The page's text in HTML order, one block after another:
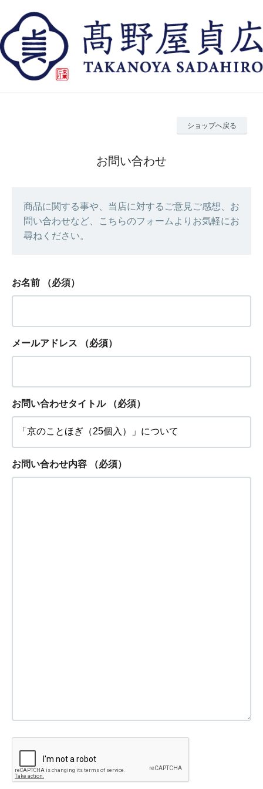
ショップへ戻る
お問い合わせ
商品に関する事や、当店に対するご意見ご感想、お
問い合わせなど、こちらのフォームよりお気軽にお
尋ねください。
お名前 （必須）
メールアドレス （必須）
お問い合わせタイトル （必須）
お問い合わせ内容 （必須）